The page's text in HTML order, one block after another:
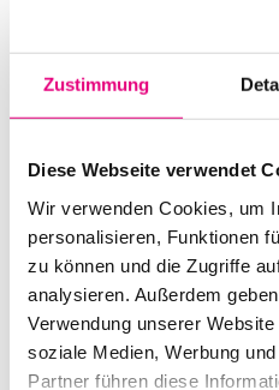
Zustimmung
Diese Webseite verwendet
Wir verwenden Cookies, um
personalisieren, Funktionen
zu können und die Zugriffe
analysieren. Außerdem
Verwendung unserer
soziale Medien, Werbung
Partner führen diese
Berklee College of Music
Stattdessen ging er kurz
Avishai Cohen auf Tour
hervorragenden Ruf als
Maestro zu hören ist, als
erwachen“, staunt All About
realen. Denn, so Maestro:
Photoshop und Künstlicher
perfekt sind und alle Musik